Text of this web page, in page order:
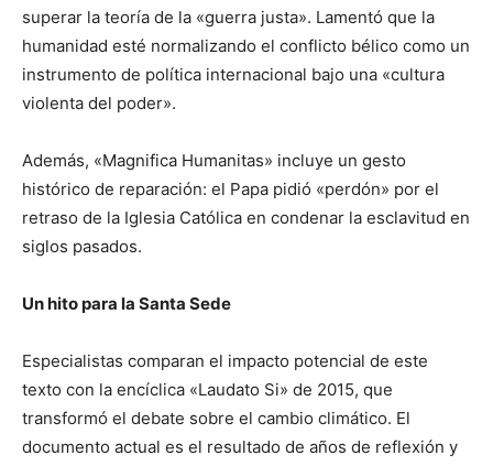
superar la teoría de la «guerra justa». Lamentó que la
humanidad esté normalizando el conflicto bélico como un
instrumento de política internacional bajo una «cultura
violenta del poder».
Además, «Magnifica Humanitas» incluye un gesto
histórico de reparación: el Papa pidió «perdón» por el
retraso de la Iglesia Católica en condenar la esclavitud en
siglos pasados.
Un hito para la Santa Sede
Especialistas comparan el impacto potencial de este
texto con la encíclica «Laudato Si» de 2015, que
transformó el debate sobre el cambio climático. El
documento actual es el resultado de años de reflexión y